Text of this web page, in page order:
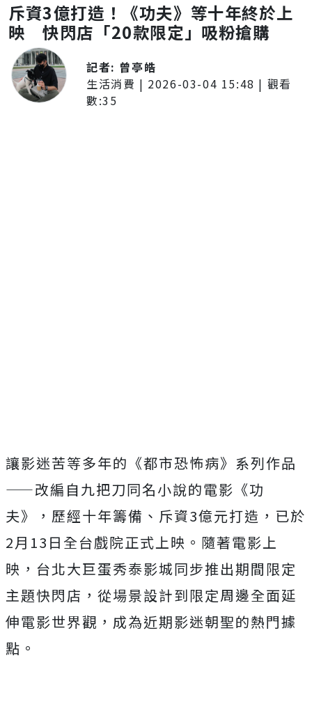
斥資3億打造！《功夫》等十年終於上
映 快閃店「20款限定」吸粉搶購
記者: 曾亭皓
生活消費 | 2026-03-04 15:48 | 觀看
數:35
讓影迷苦等多年的《都市恐怖病》系列作品
——改編自九把刀同名小說的電影《功
夫》，歷經十年籌備、斥資3億元打造，已於
2月13日全台戲院正式上映。隨著電影上
映，台北大巨蛋秀泰影城同步推出期間限定
主題快閃店，從場景設計到限定周邊全面延
伸電影世界觀，成為近期影迷朝聖的熱門據
點。